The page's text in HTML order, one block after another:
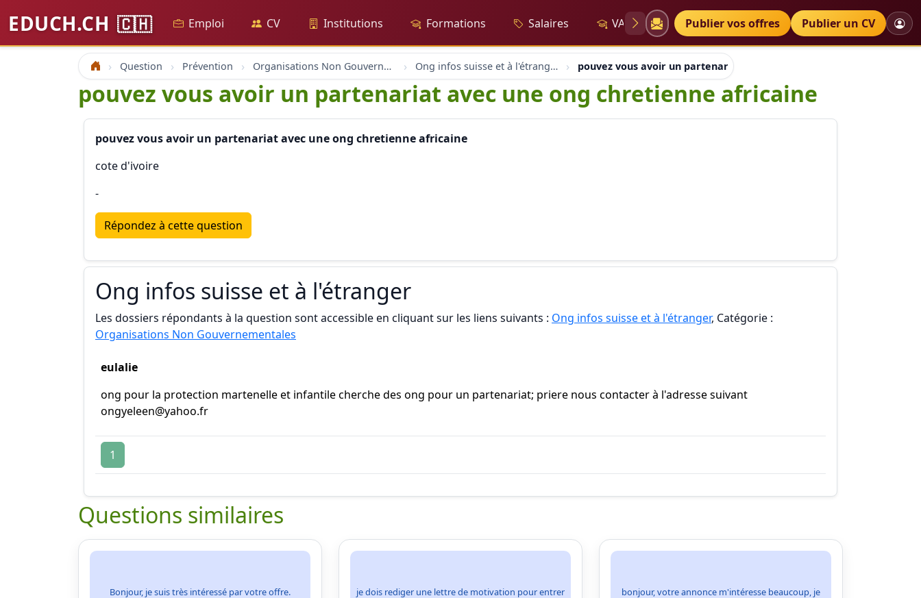
EDUCH.CH 🇨🇭 Emploi CV Institutions Formations Salaires VAE Diplômes Petites annonces
Publier vos offres Publier un CV
Accueil Question Prévention Organisations Non Gouvernementales Ong infos suisse et à l'étranger pouvez vous avoir un partenariat avec une ong chretienne africaine
pouvez vous avoir un partenariat avec une ong chretienne africaine
pouvez vous avoir un partenariat avec une ong chretienne africaine
cote d'ivoire
-
Répondez à cette question
Ong infos suisse et à l'étranger
Les dossiers répondants à la question sont accessible en cliquant sur les liens suivants : Ong infos suisse et à l'étranger, Catégorie :
Organisations Non Gouvernementales
eulalie
ong pour la protection martenelle et infantile cherche des ong pour un partenariat; priere nous contacter à l'adresse suivant
ongyeleen@yahoo.fr
1
Questions similaires
Bonjour, je suis très intéressé par votre offre.
je dois rediger une lettre de motivation pour entrer
bonjour, votre annonce m'intéresse beaucoup, je